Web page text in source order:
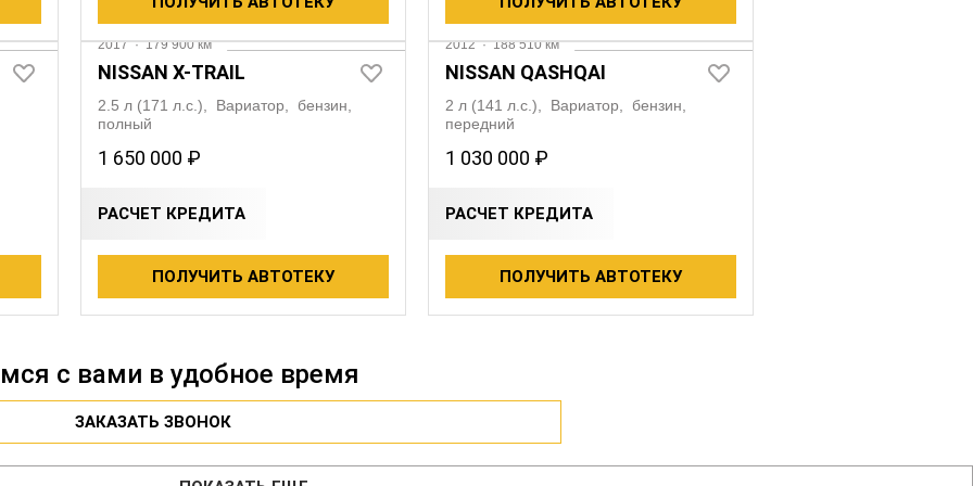
2017·179 900 км
NISSAN X-TRAIL
2.5 л (171 л.с.), Вариатор, бензин,
полный
1 650 000 ₽
РАСЧЕТ КРЕДИТА
ПОЛУЧИТЬ АВТОТЕКУ
2012·188 510 км
NISSAN QASHQAI
2 л (141 л.с.), Вариатор, бензин,
передний
1 030 000 ₽
РАСЧЕТ КРЕДИТА
ПОЛУЧИТЬ АВТОТЕКУ
с вами в удобное время
ЗАКАЗАТЬ ЗВОНОК